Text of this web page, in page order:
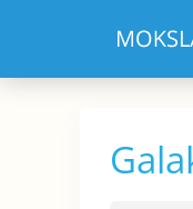
turinio